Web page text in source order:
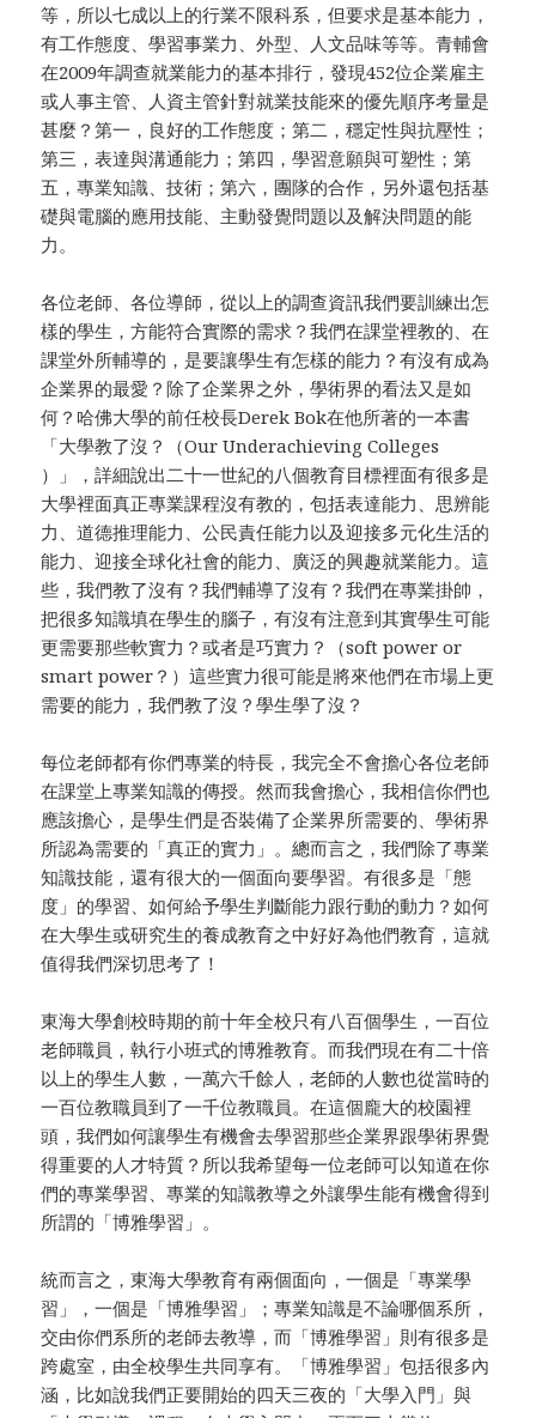
等，所以七成以上的行業不限科系，但要求是基本能力，
有工作態度、學習事業力、外型、人文品味等等。青輔會
在2009年調查就業能力的基本排行，發現452位企業雇主
或人事主管、人資主管針對就業技能來的優先順序考量是
甚麼？第一，良好的工作態度；第二，穩定性與抗壓性；
第三，表達與溝通能力；第四，學習意願與可塑性；第
五，專業知識、技術；第六，團隊的合作，另外還包括基
礎與電腦的應用技能、主動發覺問題以及解決問題的能
力。
各位老師、各位導師，從以上的調查資訊我們要訓練出怎
樣的學生，方能符合實際的需求？我們在課堂裡教的、在
課堂外所輔導的，是要讓學生有怎樣的能力？有沒有成為
企業界的最愛？除了企業界之外，學術界的看法又是如
何？哈佛大學的前任校長Derek Bok在他所著的一本書
「大學教了沒？（Our Underachieving Colleges
）」，詳細說出二十一世紀的八個教育目標裡面有很多是
大學裡面真正專業課程沒有教的，包括表達能力、思辨能
力、道德推理能力、公民責任能力以及迎接多元化生活的
能力、迎接全球化社會的能力、廣泛的興趣就業能力。這
些，我們教了沒有？我們輔導了沒有？我們在專業掛帥，
把很多知識填在學生的腦子，有沒有注意到其實學生可能
更需要那些軟實力？或者是巧實力？（soft power or
smart power？）這些實力很可能是將來他們在市場上更
需要的能力，我們教了沒？學生學了沒？
每位老師都有你們專業的特長，我完全不會擔心各位老師
在課堂上專業知識的傳授。然而我會擔心，我相信你們也
應該擔心，是學生們是否裝備了企業界所需要的、學術界
所認為需要的「真正的實力」。總而言之，我們除了專業
知識技能，還有很大的一個面向要學習。有很多是「態
度」的學習、如何給予學生判斷能力跟行動的動力？如何
在大學生或研究生的養成教育之中好好為他們教育，這就
值得我們深切思考了！
東海大學創校時期的前十年全校只有八百個學生，一百位
老師職員，執行小班式的博雅教育。而我們現在有二十倍
以上的學生人數，一萬六千餘人，老師的人數也從當時的
一百位教職員到了一千位教職員。在這個龐大的校園裡
頭，我們如何讓學生有機會去學習那些企業界跟學術界覺
得重要的人才特質？所以我希望每一位老師可以知道在你
們的專業學習、專業的知識教導之外讓學生能有機會得到
所謂的「博雅學習」。
統而言之，東海大學教育有兩個面向，一個是「專業學
習」，一個是「博雅學習」；專業知識是不論哪個系所，
交由你們系所的老師去教導，而「博雅學習」則有很多是
跨處室，由全校學生共同享有。「博雅學習」包括很多內
涵，比如說我們正要開始的四天三夜的「大學入門」與